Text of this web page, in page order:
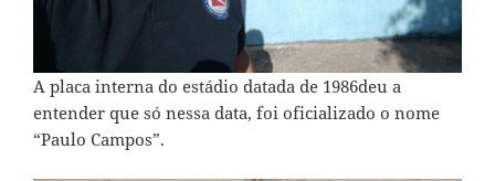
A placa interna do estádio datada de 1986deu a
entender que só nessa data, foi oficializado o nome
“Paulo Campos”.